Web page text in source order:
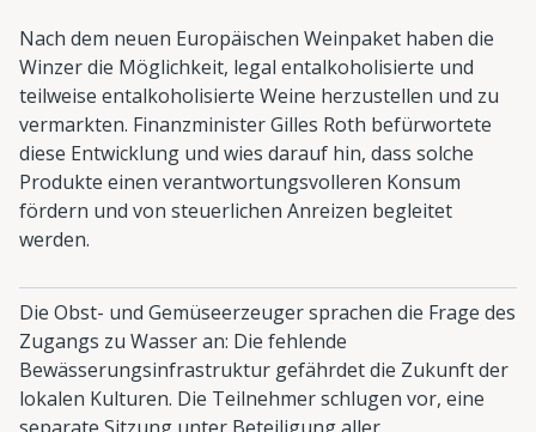
Nach dem neuen Europäischen Weinpaket haben die
Winzer die Möglichkeit, legal entalkoholisierte und
teilweise entalkoholisierte Weine herzustellen und zu
vermarkten. Finanzminister Gilles Roth befürwortete
diese Entwicklung und wies darauf hin, dass solche
Produkte einen verantwortungsvolleren Konsum
fördern und von steuerlichen Anreizen begleitet
werden.
Die Obst- und Gemüseerzeuger sprachen die Frage des
Zugangs zu Wasser an: Die fehlende
Bewässerungsinfrastruktur gefährdet die Zukunft der
lokalen Kulturen. Die Teilnehmer schlugen vor, eine
separate Sitzung unter Beteiligung aller